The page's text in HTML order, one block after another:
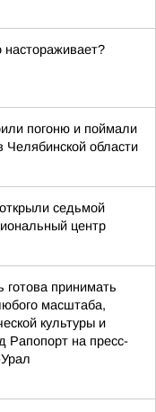
настораживает?
погоню и поймали
Челябинской области
седьмой
центр
готова принимать
масштаба,
культуры и
Рапопорт на пресс-